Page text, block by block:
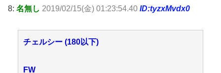
8: 名無し 2019/02/15(金) 01:23:54.40 ID:tyzxMvdx0
チェルシー (180以下)
FW